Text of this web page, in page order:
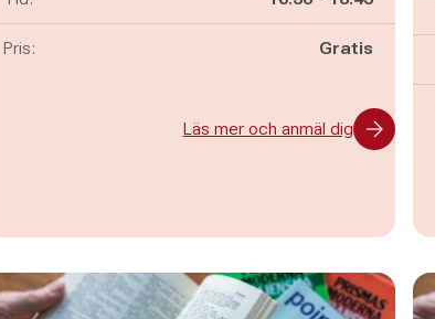
Pris: Gratis
Läs mer och anmäl dig